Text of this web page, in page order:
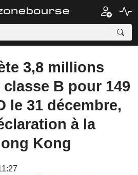
3,8 millions
B pour 149
le 31 décembre,
à la
Kong